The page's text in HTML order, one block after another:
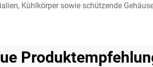
Kühlkörper sowie schützende